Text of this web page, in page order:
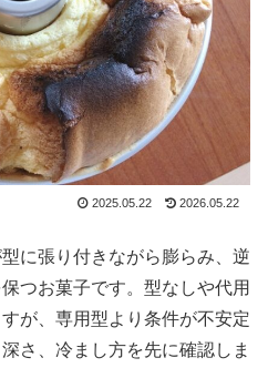
2025.05.22 2026.05.22
に張り付きながら膨らみ、逆
つお菓子です。型なしや代用
が、専用型より条件が不安定
さ、冷まし方を先に確認しま